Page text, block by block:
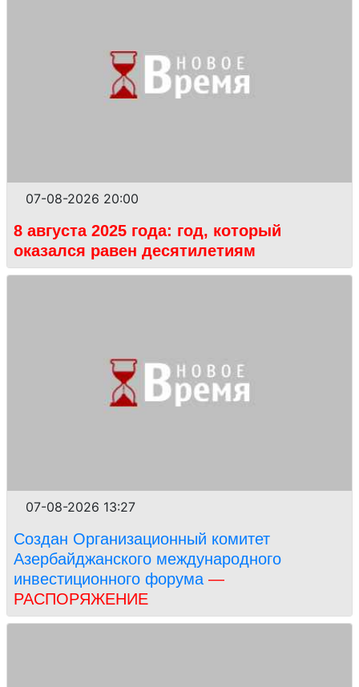
07-08-2026 20:00
8 августа 2025 года: год, который
оказался равен десятилетиям
07-08-2026 13:27
Создан Организационный комитет
Азербайджанского международного
инвестиционного форума —
РАСПОРЯЖЕНИЕ